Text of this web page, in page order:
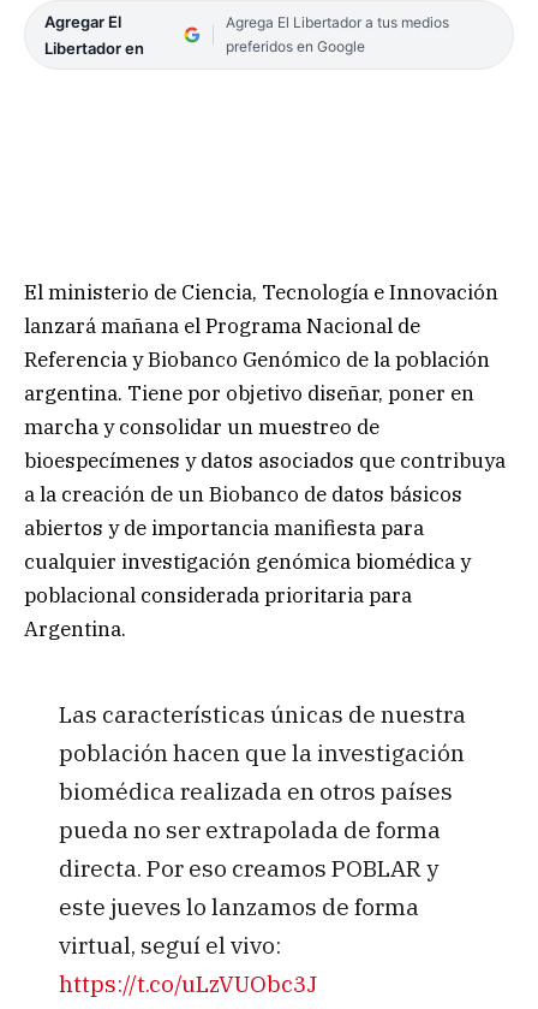
Agregar El
Libertador en
Agrega El Libertador a tus medios
preferidos en Google
El ministerio de Ciencia, Tecnología e Innovación
lanzará mañana el Programa Nacional de
Referencia y Biobanco Genómico de la población
argentina. Tiene por objetivo diseñar, poner en
marcha y consolidar un muestreo de
bioespecímenes y datos asociados que contribuya
a la creación de un Biobanco de datos básicos
abiertos y de importancia manifiesta para
cualquier investigación genómica biomédica y
poblacional considerada prioritaria para
Argentina.
Las características únicas de nuestra
población hacen que la investigación
biomédica realizada en otros países
pueda no ser extrapolada de forma
directa. Por eso creamos POBLAR y
este jueves lo lanzamos de forma
virtual, seguí el vivo:
https://t.co/uLzVUObc3J